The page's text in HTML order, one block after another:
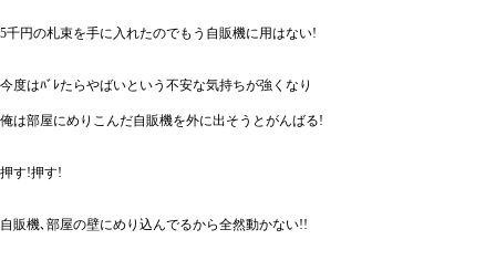
5千円の札束を手に入れたのでもう自販機に用はない!
今度はﾊﾞﾚたらやばいという不安な気持ちが強くなり
俺は部屋にめりこんだ自販機を外に出そうとがんばる!
押す!押す!
自販機､部屋の壁にめり込んでるから全然動かない!!